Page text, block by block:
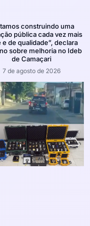
construindo uma
pública cada vez mais
e de qualidade”, declara
sobre melhoria no Ideb
de Camaçari
7 de agosto de 2026